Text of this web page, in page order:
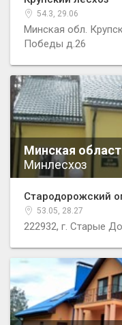
54.3, 29.06
Минская обл.
Победы д.26
Минская
Минлесхоз
Стародорожский
53.05, 28.27
222932, г. Старые